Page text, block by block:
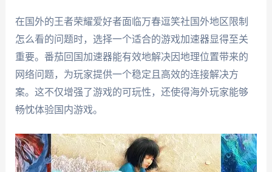
在国外的王者荣耀爱好者面临万春逗笑社国外地区限制
怎么看的问题时，选择一个适合的游戏加速器显得至关
重要。番茄回国加速器能有效地解决因地理位置带来的
网络问题，为玩家提供一个稳定且高效的连接解决方
案。这不仅增强了游戏的可玩性，还使得海外玩家能够
畅忱体验国内游戏。